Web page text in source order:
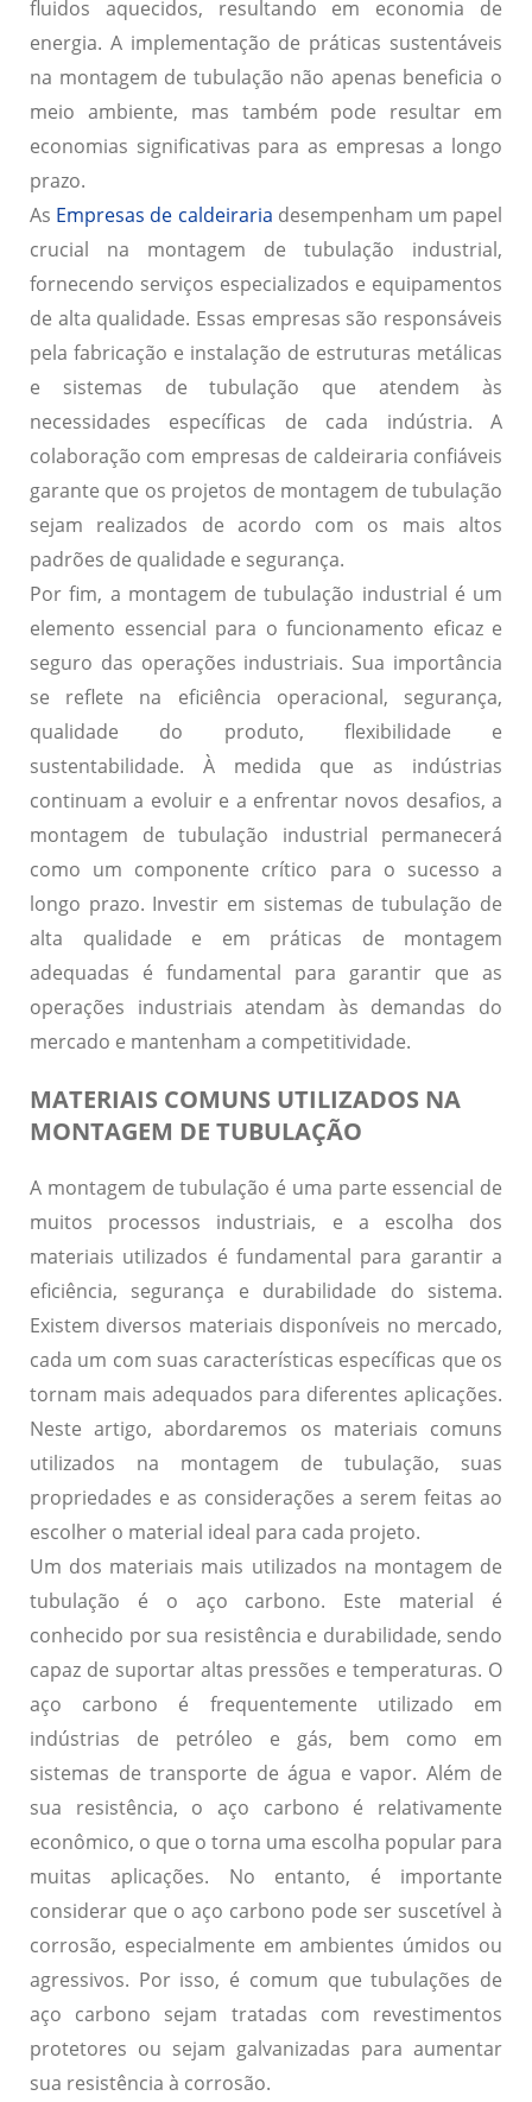
fluidos aquecidos, resultando em economia de
energia. A implementação de práticas sustentáveis
na montagem de tubulação não apenas beneficia o
meio ambiente, mas também pode resultar em
economias significativas para as empresas a longo
prazo.
As Empresas de caldeiraria desempenham um papel
crucial na montagem de tubulação industrial,
fornecendo serviços especializados e equipamentos
de alta qualidade. Essas empresas são responsáveis
pela fabricação e instalação de estruturas metálicas
e sistemas de tubulação que atendem às
necessidades específicas de cada indústria. A
colaboração com empresas de caldeiraria confiáveis
garante que os projetos de montagem de tubulação
sejam realizados de acordo com os mais altos
padrões de qualidade e segurança.
Por fim, a montagem de tubulação industrial é um
elemento essencial para o funcionamento eficaz e
seguro das operações industriais. Sua importância
se reflete na eficiência operacional, segurança,
qualidade do produto, flexibilidade e
sustentabilidade. À medida que as indústrias
continuam a evoluir e a enfrentar novos desafios, a
montagem de tubulação industrial permanecerá
como um componente crítico para o sucesso a
longo prazo. Investir em sistemas de tubulação de
alta qualidade e em práticas de montagem
adequadas é fundamental para garantir que as
operações industriais atendam às demandas do
mercado e mantenham a competitividade.
MATERIAIS COMUNS UTILIZADOS NA
MONTAGEM DE TUBULAÇÃO
A montagem de tubulação é uma parte essencial de
muitos processos industriais, e a escolha dos
materiais utilizados é fundamental para garantir a
eficiência, segurança e durabilidade do sistema.
Existem diversos materiais disponíveis no mercado,
cada um com suas características específicas que os
tornam mais adequados para diferentes aplicações.
Neste artigo, abordaremos os materiais comuns
utilizados na montagem de tubulação, suas
propriedades e as considerações a serem feitas ao
escolher o material ideal para cada projeto.
Um dos materiais mais utilizados na montagem de
tubulação é o aço carbono. Este material é
conhecido por sua resistência e durabilidade, sendo
capaz de suportar altas pressões e temperaturas. O
aço carbono é frequentemente utilizado em
indústrias de petróleo e gás, bem como em
sistemas de transporte de água e vapor. Além de
sua resistência, o aço carbono é relativamente
econômico, o que o torna uma escolha popular para
muitas aplicações. No entanto, é importante
considerar que o aço carbono pode ser suscetível à
corrosão, especialmente em ambientes úmidos ou
agressivos. Por isso, é comum que tubulações de
aço carbono sejam tratadas com revestimentos
protetores ou sejam galvanizadas para aumentar
sua resistência à corrosão.